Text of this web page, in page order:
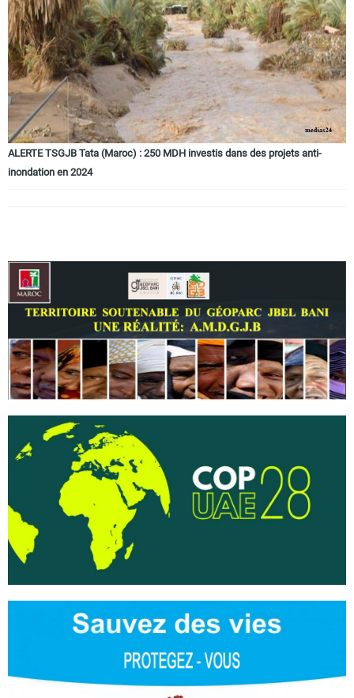
Circuits touristiques
Tourisme
Régions
Contact
ALERTE TSGJB Tata (Maroc) : 250 MDH investis dans des projets anti-
inondation en 2024